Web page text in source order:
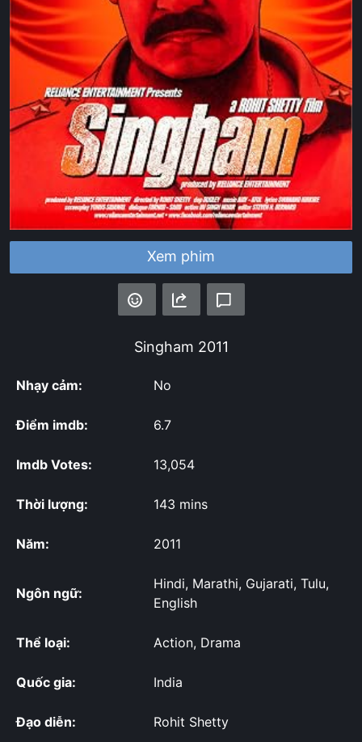
Xem phim
Singham 2011
Nhạy cảm: No
Điểm imdb: 6.7
Imdb Votes: 13,054
Thời lượng: 143 mins
Năm: 2011
Ngôn ngữ:
Hindi, Marathi, Gujarati, Tulu,
English
Thể loại: Action, Drama
Quốc gia: India
Đạo diễn: Rohit Shetty